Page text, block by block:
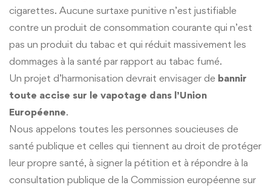
cigarettes. Aucune surtaxe punitive n’est justifiable
contre un produit de consommation courante qui n’est
pas un produit du tabac et qui réduit massivement les
dommages à la santé par rapport au tabac fumé.
Un projet d’harmonisation devrait envisager de bannir
toute accise sur le vapotage dans l’Union
Européenne.
Nous appelons toutes les personnes soucieuses de
santé publique et celles qui tiennent au droit de protéger
leur propre santé, à signer la pétition et à répondre à la
consultation publique de la Commission européenne sur